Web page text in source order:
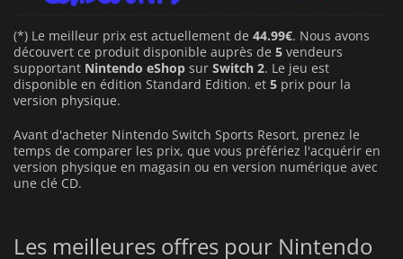
49.99€
(*) Le meilleur prix est actuellement de 44.99€. Nous avons
découvert ce produit disponible auprès de 5 vendeurs
supportant Nintendo eShop sur Switch 2. Le jeu est
disponible en édition Standard Edition. et 5 prix pour la
version physique.
Avant d'acheter Nintendo Switch Sports Resort, prenez le
temps de comparer les prix, que vous préfériez l'acquérir en
version physique en magasin ou en version numérique avec
une clé CD.
Les meilleures offres pour Nintendo